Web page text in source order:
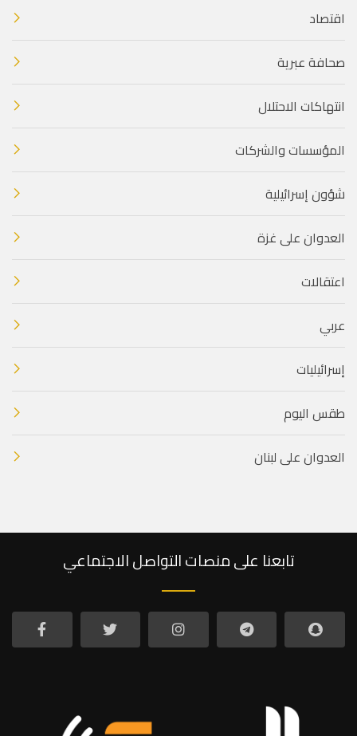
اقتصاد
صحافة عبرية
انتهاكات الاحتلال
المؤسسات والشركات
شؤون إسرائيلية
العدوان على غزة
اعتقالات
عربي
إسرائيليات
طقس اليوم
العدوان على لبنان
تابعنا على منصات التواصل الاجتماعي